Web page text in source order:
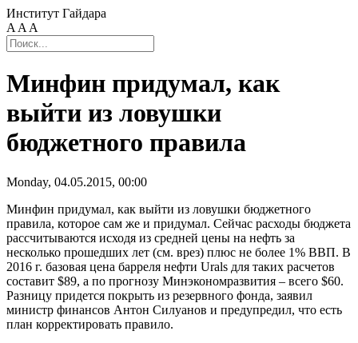
Институт Гайдара
A A A
Минфин придумал, как
выйти из ловушки
бюджетного правила
Monday, 04.05.2015, 00:00
Минфин придумал, как выйти из ловушки бюджетного
правила, которое сам же и придумал. Сейчас расходы бюджета
рассчитываются исходя из средней цены на нефть за
несколько прошедших лет (см. врез) плюс не более 1% ВВП. В
2016 г. базовая цена барреля нефти Urals для таких расчетов
составит $89, а по прогнозу Минэкономразвития – всего $60.
Разницу придется покрыть из резервного фонда, заявил
министр финансов Антон Силуанов и предупредил, что есть
план корректировать правило.